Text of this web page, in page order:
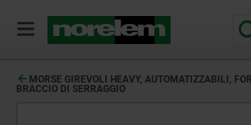
MORSE GIREVOLI HEAVY, AUTOMATIZZABILI,
BRACCIO DI SERRAGGIO